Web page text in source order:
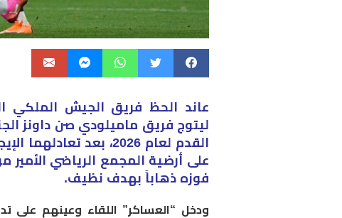
​عاند الحظ فريق الجيش الملكي
ليتوج فريق ماميلودي صن داونز
على أرضية المجمع الرياضي الأمير
فوزه ذهاباً بهدف نظيف.
​ودخل “العساكر” اللقاء وعينهم على